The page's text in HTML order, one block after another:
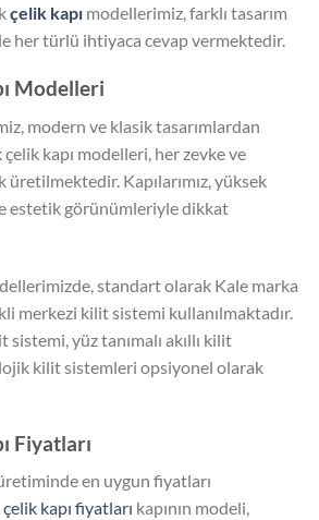
çelik kapı modellerimiz, farklı tasarım
her türlü ihtiyaca cevap vermektedir.
Modelleri
modern ve klasik tasarımlardan
kapı modelleri, her zevke ve
Kapılarımız, yüksek
estetik görünümleriyle dikkat
standart olarak Kale marka
merkezi kilit sistemi kullanılmaktadır.
sistemi, yüz tanımalı akıllı kilit
kilit sistemleri opsiyonel olarak
Fiyatları
en uygun fiyatları
çelik kapı fiyatları kapının modeli,